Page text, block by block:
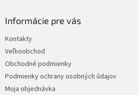
Informácie pre vás
Kontakty
Veľkoobchod
Obchodné podmienky
Podmienky ochrany osobných údajov
Moja objednávka